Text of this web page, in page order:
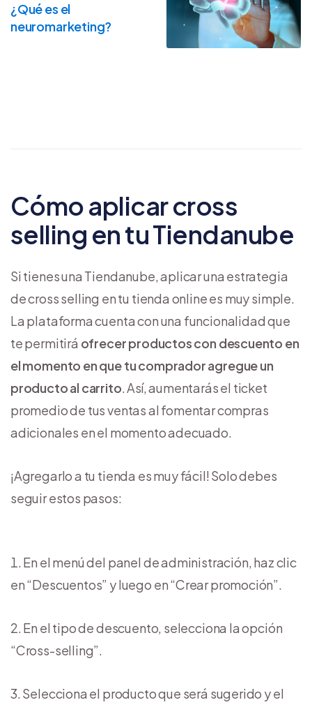
¿Qué es el
neuromarketing?
Cómo aplicar cross
selling en tu Tiendanube
Si tienes una Tiendanube, aplicar una estrategia
de cross selling en tu tienda online es muy simple.
La plataforma cuenta con una funcionalidad que
te permitirá ofrecer productos con descuento en
el momento en que tu comprador agregue un
producto al carrito. Así, aumentarás el ticket
promedio de tus ventas al fomentar compras
adicionales en el momento adecuado.
¡Agregarlo a tu tienda es muy fácil! Solo debes
seguir estos pasos:
En el menú del panel de administración, haz clic
en “Descuentos” y luego en “Crear promoción”.
En el tipo de descuento, selecciona la opción
“Cross-selling”.
Selecciona el producto que será sugerido y el